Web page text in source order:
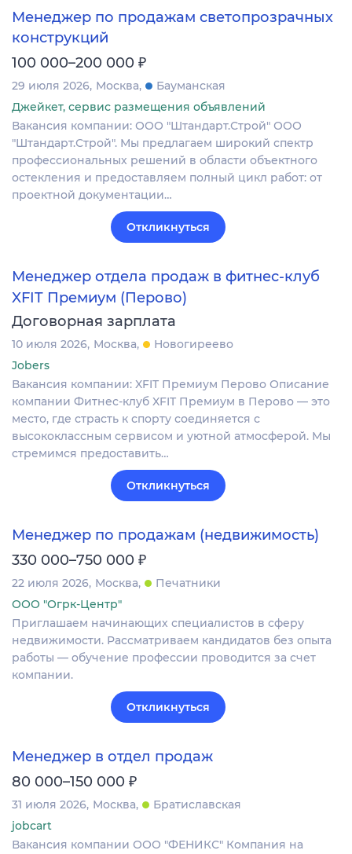
Менеджер по продажам светопрозрачных
конструкций
100 000–200 000 ₽
29 июля 2026 Москва
Бауманская
Джейкет, сервис размещения объявлений
Вакансия компании: ООО "Штандарт.Строй" ООО
"Штандарт.Строй". Мы предлагаем широкий спектр
профессиональных решений в области объектного
остекления и предоставляем полный цикл работ: от
проектной документации…
Откликнуться
Менеджер отдела продаж в фитнес-клуб
XFIT Премиум (Перово)
Договорная зарплата
10 июля 2026 Москва
Новогиреево
Jobers
Вакансия компании: XFIT Премиум Перово Описание
компании Фитнес-клуб XFIT Премиум в Перово — это
место, где страсть к спорту соединяется с
высококлассным сервисом и уютной атмосферой. Мы
стремимся предоставить…
Откликнуться
Менеджер по продажам (недвижимость)
330 000–750 000 ₽
22 июля 2026 Москва
Печатники
ООО "Огрк-Центр"
Приглашаем начинающих специалистов в сферу
недвижимости. Рассматриваем кандидатов без опыта
работы — обучение профессии проводится за счет
компании.
Откликнуться
Менеджер в отдел продаж
80 000–150 000 ₽
31 июля 2026 Москва
Братиславская
jobcart
Вакансия компании ООО "ФЕНИКС" Компания на